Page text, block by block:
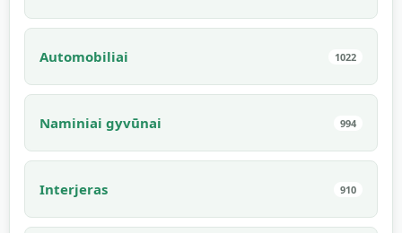
Automobiliai 1022
Naminiai gyvūnai 994
Interjeras 910